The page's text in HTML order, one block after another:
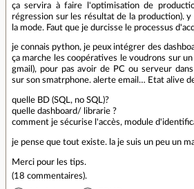
ça servira à faire l'optimisation de
régression sur les résultat de la production).
la mode. Faut que je durcisse le processus
je connais python, je peux intégrer des
ça marche les coopératives le voudrons sur un
gmail), pour pas avoir de PC ou serveur
sur son smatrphone. alerte email… Etat alive
quelle BD (SQL, no SQL)?
quelle dashboard/ librarie ?
comment je sécurise l'accès, module
je pense que tout existe. la je suis un peu un
Merci pour les tips.
(18 commentaires).